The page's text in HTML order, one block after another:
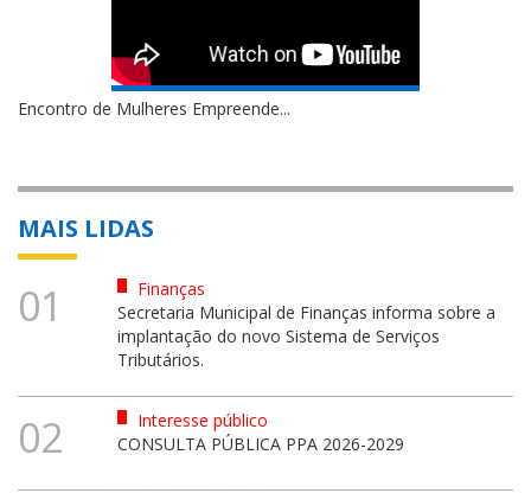
Encontro de Mulheres Empreende...
MAIS LIDAS
01
Finanças
Secretaria Municipal de Finanças informa sobre a
implantação do novo Sistema de Serviços
Tributários.
02
Interesse público
CONSULTA PÚBLICA PPA 2026-2029